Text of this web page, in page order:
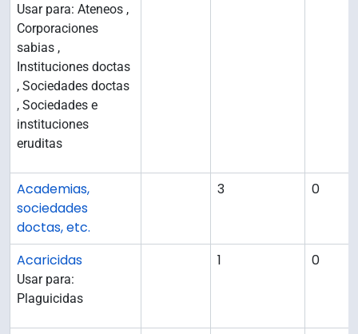
Usar para: Ateneos ,
Corporaciones
sabias ,
Instituciones doctas
, Sociedades doctas
, Sociedades e
instituciones
eruditas
Academias,
sociedades
doctas, etc.
3 0
Acaricidas
Usar para:
Plaguicidas
1 0